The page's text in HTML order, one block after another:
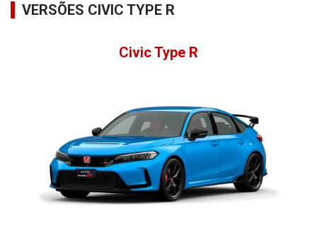
VERSÕES CIVIC TYPE R
Civic Type R